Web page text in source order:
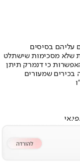
עליהם בסיסים
שלא מסכימות שישתלט
כי דנמרק תיתן
בכירים שמעורים